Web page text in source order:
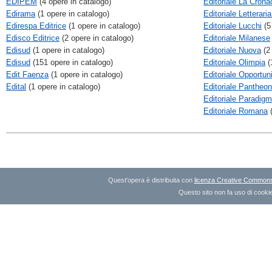
Edirama (1 opere in catalogo)
Edirespa Editrice (1 opere in catalogo)
Edisco Editrice (2 opere in catalogo)
Edisud (1 opere in catalogo)
Edisud (151 opere in catalogo)
Edit Faenza (1 opere in catalogo)
Edital (1 opere in catalogo)
Editoriale
Editoriale Lucchi
Editoriale Milanese
Editoriale Nuova (2
Editoriale Olimpia
Editoriale
Editoriale Pantheon
Editoriale
Editoriale Romana
Quest'opera è distribuita con licenza Creative
Questo sito non fa uso di